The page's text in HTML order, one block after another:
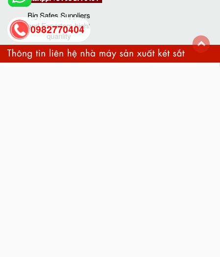
Big Safes Suppliers
and Exporters hight
quanlity
0982770404
back